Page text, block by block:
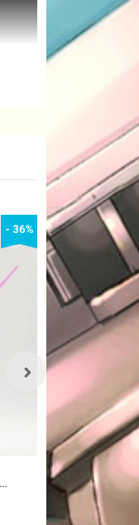
- 36%
Decal nước
Flame Toys
70.000₫